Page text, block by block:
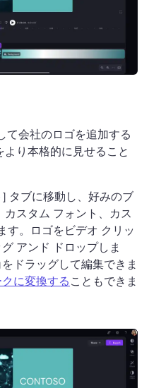
a new tab)
て会社のロゴを追加する
り本格的に見せること
タブに移動し、好みのブ
スタム フォント、カス
。
ロゴをビデオ クリッ
アンド ドロップしま
ドラッグして編集できま
に変換することもできま